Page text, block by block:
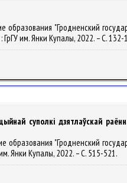
"Гродненский
им. Янки Купалы, 2022. – С. 132-
суполкі дзятлаўскай
"Гродненский
Янки Купалы, 2022. – С. 515-521.